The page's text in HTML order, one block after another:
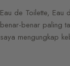
Eau de Toilette, Eau
benar-benar paling
saya mengungkap